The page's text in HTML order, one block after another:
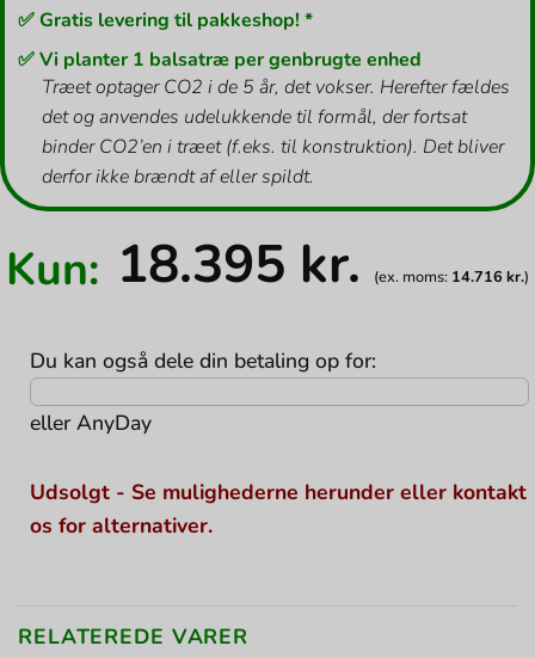
✅ Gratis levering til pakkeshop! *
✅ Vi planter 1 balsatræ per genbrugte enhed
Træet optager CO2 i de 5 år, det vokser. Herefter fældes
det og anvendes udelukkende til formål, der fortsat
binder CO2’en i træet (f.eks. til konstruktion). Det bliver
derfor ikke brændt af eller spildt.
Kun: 18.395 kr. (ex. moms: 14.716 kr.)
Du kan også dele din betaling op for:
ellerAnyDay
Udsolgt - Se mulighederne herunder eller kontakt
os for alternativer.
RELATEREDE VARER